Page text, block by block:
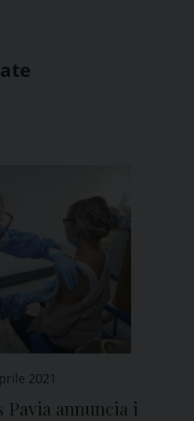
2021
Pavia annuncia i